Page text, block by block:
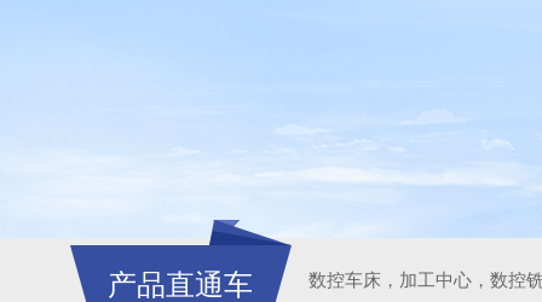
产品直通车